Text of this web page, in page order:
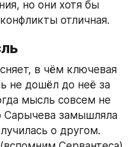
но они хотя бы
отличная.
в чём ключевая
не дошёл до неё за
мысль совсем не
Сарычева замышляла
о другом.